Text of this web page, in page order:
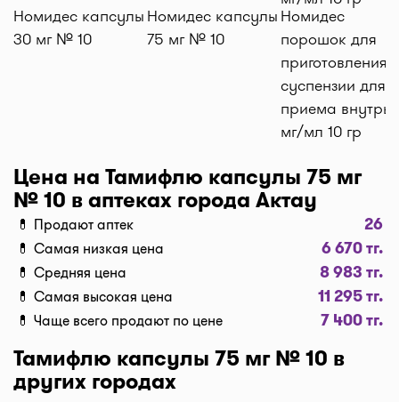
домой или на работу по оптимальной цене.
Средняя цена доставки лекарств на данный
момент от 1500 тг. до 2500 тг. (стоимость зависит
от времени суток и расстояния между аптекой и
забрать самому в удобное время! При
оформлении заказа, нажмите "Забрать в аптеке",
мы забронируем ваш заказ и отправим код для
получения. Важно: забрать препараты в аптеке
можно только после подверждения наличия от
аптеки.
Актуальность цен
карточке аптеки мы выводим, когда была
обновлена цена - 2ч назад, вчера, 10 мин. назад,
Номидес капсулы
30 мг № 10
Номидес капсулы
75 мг № 10
Номидес
порошок для
приготовления
суспензии для
приема внутрь
мг/мл 10 гр
Цена на Тамифлю капсулы 75 мг
№ 10 в аптеках города Актау
💊 Продают аптек 26
💊 Самая низкая цена 6 670 тг.
💊 Средняя цена 8 983 тг.
💊 Самая высокая цена 11 295 тг.
💊 Чаще всего продают по цене 7 400 тг.
Тамифлю капсулы 75 мг № 10 в
других городах